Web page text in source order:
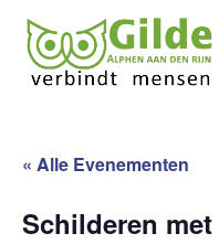
« Alle Evenementen
Schilderen